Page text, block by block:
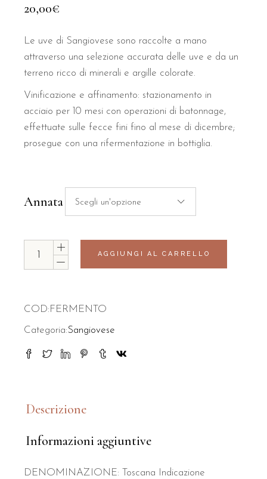
20,00€
Le uve di Sangiovese sono raccolte a mano
attraverso una selezione accurata delle uve e da un
terreno ricco di minerali e argille colorate.
Vinificazione e affinamento: stazionamento in
acciaio per 10 mesi con operazioni di batonnage,
effettuate sulle fecce fini fino al mese di dicembre;
prosegue con una rifermentazione in bottiglia.
Annata Scegli un'opzione
Fermento quantità
AGGIUNGI AL CARRELLO
COD: FERMENTO
Categoria:Sangiovese
Descrizione
Informazioni aggiuntive
DENOMINAZIONE:
Toscana Indicazione